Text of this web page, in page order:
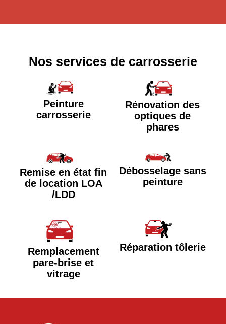
Nos services de carrosserie
Peinture
carrosserie
Rénovation des
optiques de
phares
Remise en état fin
de location LOA
/LDD
Débosselage sans
peinture
Remplacement
pare-brise et
vitrage
Réparation tôlerie